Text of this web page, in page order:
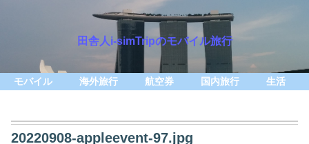
田舎人i-simTripのモバイル旅行
モバイル 海外旅行 航空券 国内旅行 生活
20220908-appleevent-97.jpg